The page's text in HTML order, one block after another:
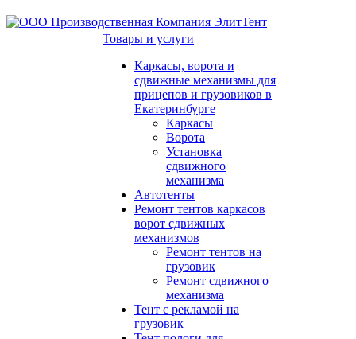
Товары и услуги
Каркасы, ворота и
сдвижные механизмы для
прицепов и грузовиков в
Екатеринбурге
Каркасы
Ворота
Установка
сдвижного
механизма
Автотенты
Ремонт тентов каркасов
ворот сдвижных
механизмов
Ремонт тентов на
грузовик
Ремонт сдвижного
механизма
Тент с рекламой на
грузовик